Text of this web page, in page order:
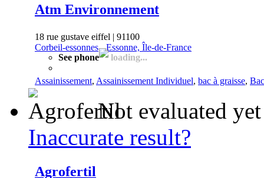
Atm Environnement
18 rue gustave eiffel | 91100
Corbeil-essonnes-Essonne, Île-de-France
See phone
loading...
Assainissement, Assainissement Individuel, bac à graisse,
Not evaluated yet
Inaccurate result?
Agrofertil